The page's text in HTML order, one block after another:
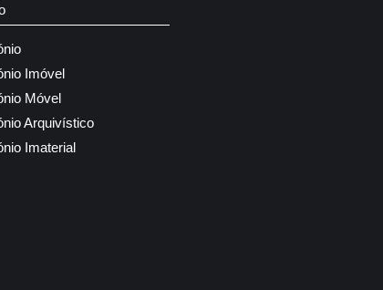
Imóvel
Móvel
Arquivístico
Imaterial